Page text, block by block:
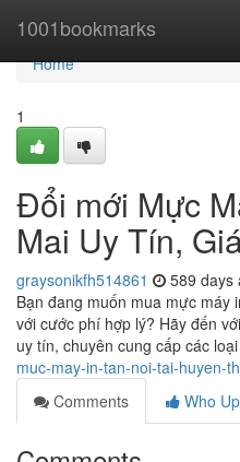
1001bookmarks
Home
Home
1
Đổi mới Mực
Mai Uy Tín,
graysonikfh514861 589 days
Bạn đang muốn mua mực máy
với cước phí hợp lý? Hãy đến
uy tín, chuyên cung cấp các
muc-may-in-tan-noi-tai-huyen-
Comments
Who